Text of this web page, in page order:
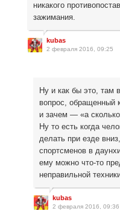
никакого
зажимания.
kubas
2 февраля 2016, 09:25
Ну и как бы это, там
вопрос, обращенный
и зачем — «а
Ну то есть когда
делать при езде
спортсменов в
ему можно что-то
неправильной
kubas
2 февраля 2016, 09:36